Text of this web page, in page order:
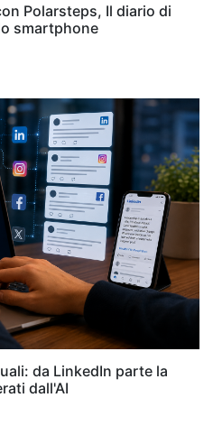
Polarsteps, Il diario di
smartphone
da LinkedIn parte la
dall'AI